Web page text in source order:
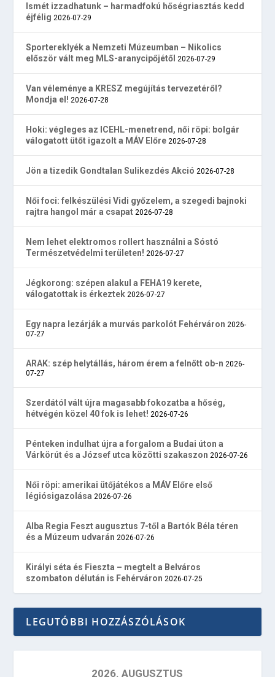
Ismét izzadhatunk – harmadfokú hőségriasztás kedd
éjfélig 2026-07-29
Sportereklyék a Nemzeti Múzeumban – Nikolics
először vált meg MLS-aranycipőjétől 2026-07-29
Van véleménye a KRESZ megújítás tervezetéről?
Mondja el! 2026-07-28
Hoki: végleges az ICEHL-menetrend, női röpi: bolgár
válogatott ütőt igazolt a MÁV Előre 2026-07-28
Jön a tizedik Gondtalan Sulikezdés Akció 2026-07-28
Női foci: felkészülési Vidi győzelem, a szegedi bajnoki
rajtra hangol már a csapat 2026-07-28
Nem lehet elektromos rollert használni a Sóstó
Természetvédelmi területen! 2026-07-27
Jégkorong: szépen alakul a FEHA19 kerete,
válogatottak is érkeztek 2026-07-27
Egy napra lezárják a murvás parkolót Fehérváron 2026-
07-27
ARAK: szép helytállás, három érem a felnőtt ob-n 2026-
07-27
Szerdától vált újra magasabb fokozatba a hőség,
hétvégén közel 40 fok is lehet! 2026-07-26
Pénteken indulhat újra a forgalom a Budai úton a
Várkörút és a József utca közötti szakaszon 2026-07-26
Női röpi: amerikai ütőjátékos a MÁV Előre első
légiósigazolása 2026-07-26
Alba Regia Feszt augusztus 7-től a Bartók Béla téren
és a Múzeum udvarán 2026-07-26
Királyi séta és Fieszta – megtelt a Belváros
szombaton délután is Fehérváron 2026-07-25
LEGUTÓBBI HOZZÁSZÓLÁSOK
2026. AUGUSZTUS